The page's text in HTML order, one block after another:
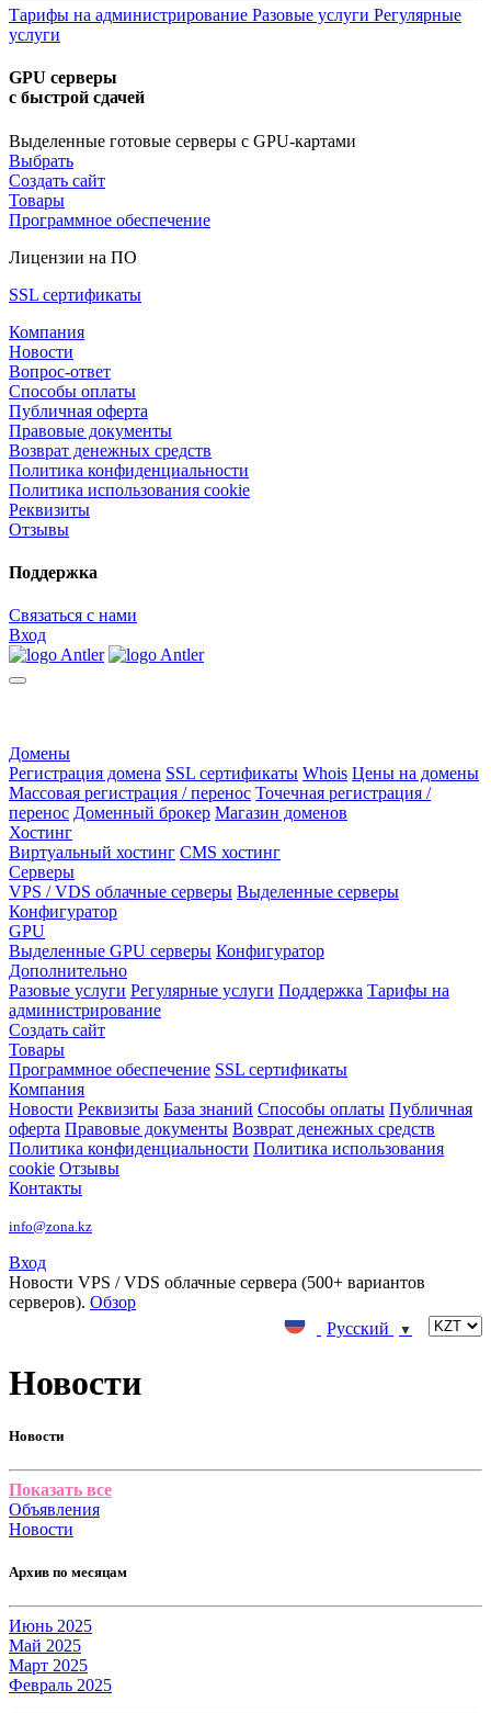
Тарифы на администрирование Разовые услуги Регулярные
услуги
GPU серверы
с быстрой сдачей
Выделенные готовые серверы с GPU-картами
Выбрать
Создать сайт
Товары
Программное обеспечение
Лицензии на ПО
SSL сертификаты
Компания
Новости
Вопрос-ответ
Способы оплаты
Публичная оферта
Правовые документы
Возврат денежных средств
Политика конфиденциальности
Политика использования cookie
Реквизиты
Отзывы
Поддержка
Связаться с нами
Вход
Домены
Регистрация домена SSL сертификаты Whois Цены на домены
Массовая регистрация / перенос Точечная регистрация /
перенос Доменный брокер Магазин доменов
Хостинг
Виртуальный хостинг CMS хостинг
Серверы
VPS / VDS облачные серверы Выделенные серверы
Конфигуратор
GPU
Выделенные GPU серверы Конфигуратор
Дополнительно
Разовые услуги Регулярные услуги Поддержка Тарифы на
администрирование
Создать сайт
Товары
Программное обеспечение SSL сертификаты
Компания
Новости Реквизиты База знаний Способы оплаты Публичная
оферта Правовые документы Возврат денежных средств
Политика конфиденциальности Политика использования
cookie Отзывы
Контакты
info@zona.kz
Вход
Новости VPS / VDS облачные сервера (500+ вариантов
серверов). Обзор
Русский
▼
Новости
Новости
Показать все
Объявления
Новости
Архив по месяцам
Июнь 2025
Май 2025
Март 2025
Февраль 2025